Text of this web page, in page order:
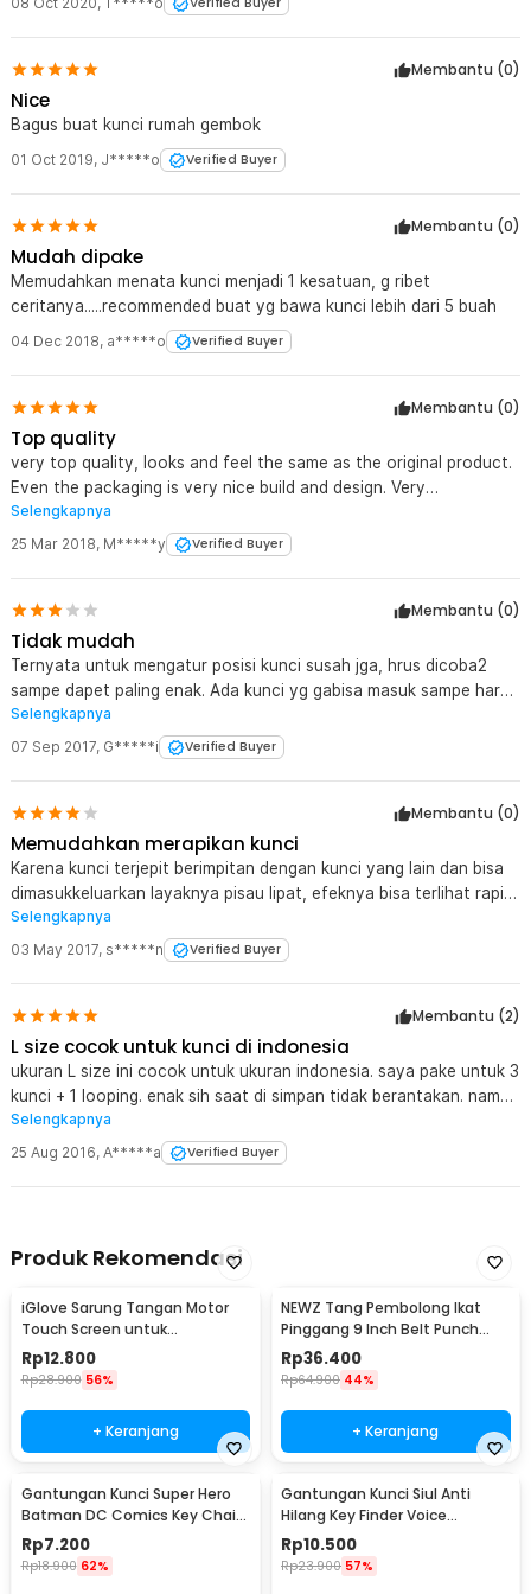
Membantu (0)
Nice
Bagus buat kunci rumah gembok
01 Oct 2019, J*****o Verified Buyer
Membantu (0)
Mudah dipake
Memudahkan menata kunci menjadi 1 kesatuan, g ribet
ceritanya.....recommended buat yg bawa kunci lebih dari 5 buah
04 Dec 2018, a*****o Verified Buyer
Membantu (0)
Top quality
very top quality, looks and feel the same as the original product.
Even the packaging is very nice build and design. Very
Recommended product. Thanks Janot
Selengkapnya
25 Mar 2018, M*****y Verified Buyer
Membantu (0)
Tidak mudah
Ternyata untuk mengatur posisi kunci susah jga, hrus dicoba2
sampe dapet paling enak. Ada kunci yg gabisa masuk sampe harus
di bor dulu, ada kunci yg dipasang jadi miring harus diamplas dulu,
kalo kepenuhan, baut bisa berputar sendiri karena sering dibuka
sehingga lama2 terbuka..
Selengkapnya
07 Sep 2017, G*****i Verified Buyer
Membantu (0)
Memudahkan merapikan kunci
Karena kunci terjepit berimpitan dengan kunci yang lain dan bisa
dimasukkeluarkan layaknya pisau lipat, efeknya bisa terlihat rapi
dan mencegah kunci bunyi gemerincing ketika masuk
kantong/saku. Minusnya : kunci akan mudah bengkok bahkan
patah bila kualitas kuncinya tipis/jelek, usahakan memegang pada
sudah dua kunci patah.
Selengkapnya
03 May 2017, s*****n Verified Buyer
Membantu (2)
L size cocok untuk kunci di indonesia
ukuran L size ini cocok untuk ukuran indonesia. saya pake untuk 3
kunci + 1 looping. enak sih saat di simpan tidak berantakan. namun
saat di gunakan kurang nyaman. karena kunci jadi berasa panjang,
dan kebiasaan saya mencari kunci di dalam tas dengan
menggoyangkan tas akan terderngar gemerincing kunci jadi harus
kalo yang USA lasermarking. desain logo KEYsmartnya juga di
bedain.
Selengkapnya
25 Aug 2016, A*****a Verified Buyer
Produk Rekomendasi
iGlove Sarung Tangan Motor
Touch Screen untuk
Smartphone dan Tablet - XT08
Rp12.800
Rp28.900 56%
+ Keranjang
NEWZ Tang Pembolong Ikat
Pinggang 9 Inch Belt Punch
Plier - CA-40
Rp36.400
Rp64.900 44%
+ Keranjang
Gantungan Kunci Super Hero
Batman DC Comics Key Chain
Stainless Steel - GB6675
Rp7.200
Rp18.900 62%
Gantungan Kunci Siul Anti
Hilang Key Finder Voice
Induction LED - YY-315
Rp10.500
Rp23.900 57%